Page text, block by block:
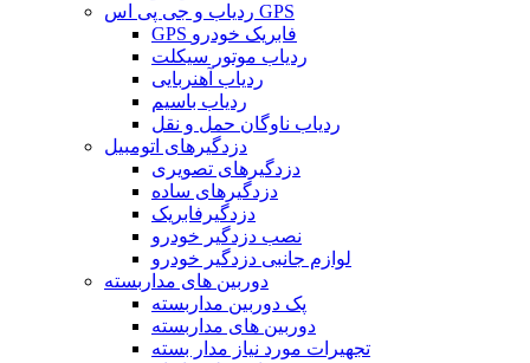
ردیاب و جی پی اس GPS
GPS فابریک خودرو
ردیاب موتور سیکلت
ردیاب آهنربایی
ردیاب باسیم
ردیاب ناوگان حمل و نقل
دزدگیرهای اتومبیل
دزدگیرهای تصویری
دزدگیرهای ساده
دزدگیرفابریک
نصب دزدگیر خودرو
لوازم جانبی دزدگیر خودرو
دوربین های مداربسته
پک دوربین مداربسته
دوربین های مداربسته
تجهیرات مورد نیاز مدار بسته